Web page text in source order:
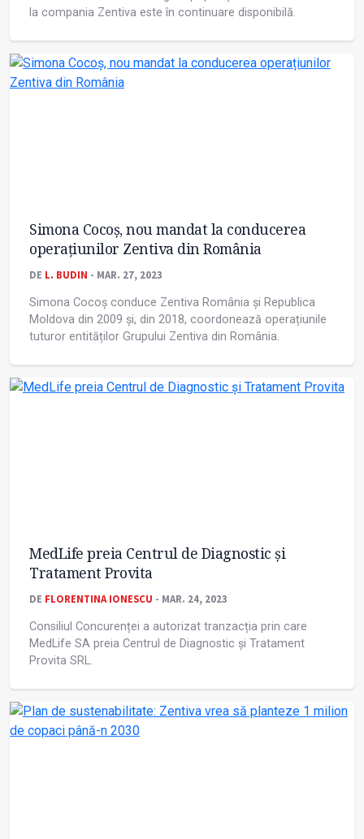
la compania Zentiva este în continuare disponibilă.
Simona Cocoș, nou mandat la conducerea
operațiunilor Zentiva din România
DE L. BUDIN - MAR. 27, 2023
Simona Cocoș conduce Zentiva România și Republica
Moldova din 2009 și, din 2018, coordonează operațiunile
tuturor entităților Grupului Zentiva din România.
MedLife preia Centrul de Diagnostic și
Tratament Provita
DE FLORENTINA IONESCU - MAR. 24, 2023
Consiliul Concurenței a autorizat tranzacția prin care
MedLife SA preia Centrul de Diagnostic și Tratament
Provita SRL.